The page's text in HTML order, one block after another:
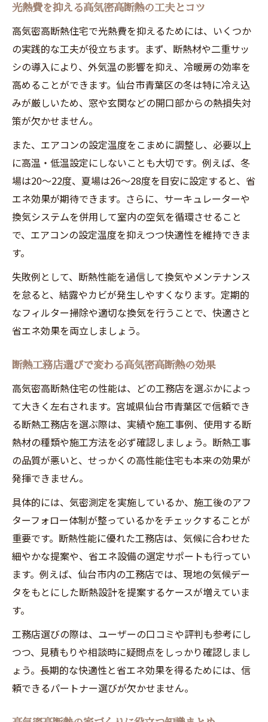
カビリスクを減らす高気密高断熱の家づく
り
冬も夏も安心できる高気密高断熱の住環境とは
高気密高断熱住宅で四季を通じて快適に暮
らす
夏冬の温度差に強い高気密高断熱住宅の魅
高気密高断熱で実現する温度安定の仕組み
一年中安心な高気密高断熱の住環境を作る
方法
断熱住宅で感じる快適性と省エネ効果
補助金を活用したエアコン設備更新のポイント
エアコン設備更新時の高気密高断熱住宅の
注意点
補助金制度を知って高断熱住宅の費用を抑
える
るコツ
省エネエアコン導入時に重要な高気密高断
熱の知識
一年中健康に過ごす断熱住宅活用法まとめ
高気密高断熱住宅で実現する健康な日々の
暮らし
断熱住宅で家族を守る高気密高断熱の活用
術
一年中快適に過ごせる高気密高断熱の工夫
とは
高気密高断熱住宅が健康維持に役立つ理由
住まい選びで重視したい高気密高断熱のポ
イント
光熱費を抑える高気密高断熱の工夫とコツ
高気密高断熱住宅で光熱費を抑えるためには、いくつか
の実践的な工夫が役立ちます。まず、断熱材や二重サッ
シの導入により、外気温の影響を抑え、冷暖房の効率を
高めることができます。仙台市青葉区の冬は特に冷え込
みが厳しいため、窓や玄関などの開口部からの熱損失対
策が欠かせません。
また、エアコンの設定温度をこまめに調整し、必要以上
に高温・低温設定にしないことも大切です。例えば、冬
場は20～22度、夏場は26～28度を目安に設定すると、省
エネ効果が期待できます。さらに、サーキュレーターや
換気システムを併用して室内の空気を循環させること
で、エアコンの設定温度を抑えつつ快適性を維持できま
す。
失敗例として、断熱性能を過信して換気やメンテナンス
を怠ると、結露やカビが発生しやすくなります。定期的
なフィルター掃除や適切な換気を行うことで、快適さと
省エネ効果を両立しましょう。
断熱工務店選びで変わる高気密高断熱の効果
高気密高断熱住宅の性能は、どの工務店を選ぶかによっ
て大きく左右されます。宮城県仙台市青葉区で信頼でき
る断熱工務店を選ぶ際は、実績や施工事例、使用する断
熱材の種類や施工方法を必ず確認しましょう。断熱工事
の品質が悪いと、せっかくの高性能住宅も本来の効果が
発揮できません。
具体的には、気密測定を実施しているか、施工後のアフ
ターフォロー体制が整っているかをチェックすることが
重要です。断熱性能に優れた工務店は、気候に合わせた
細やかな提案や、省エネ設備の選定サポートも行ってい
ます。例えば、仙台市内の工務店では、現地の気候デー
タをもとにした断熱設計を提案するケースが増えていま
す。
工務店選びの際は、ユーザーの口コミや評判も参考にし
つつ、見積もりや相談時に疑問点をしっかり確認しまし
ょう。長期的な快適性と省エネ効果を得るためには、信
頼できるパートナー選びが欠かせません。